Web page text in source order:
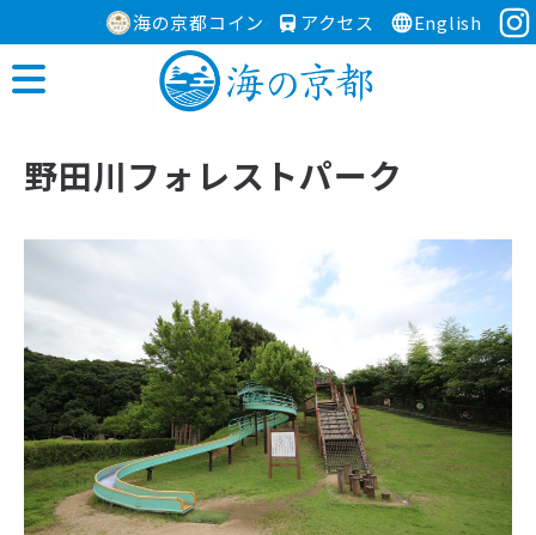
海の京都コイン アクセス English
野田川フォレストパーク